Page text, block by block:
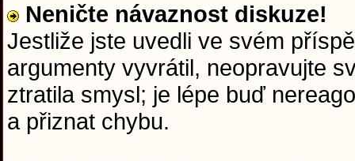
Neničte návaznost diskuze!
Jestliže jste uvedli ve svém
argumenty vyvrátil, neopravujte
ztratila smysl; je lépe buď
a přiznat chybu.